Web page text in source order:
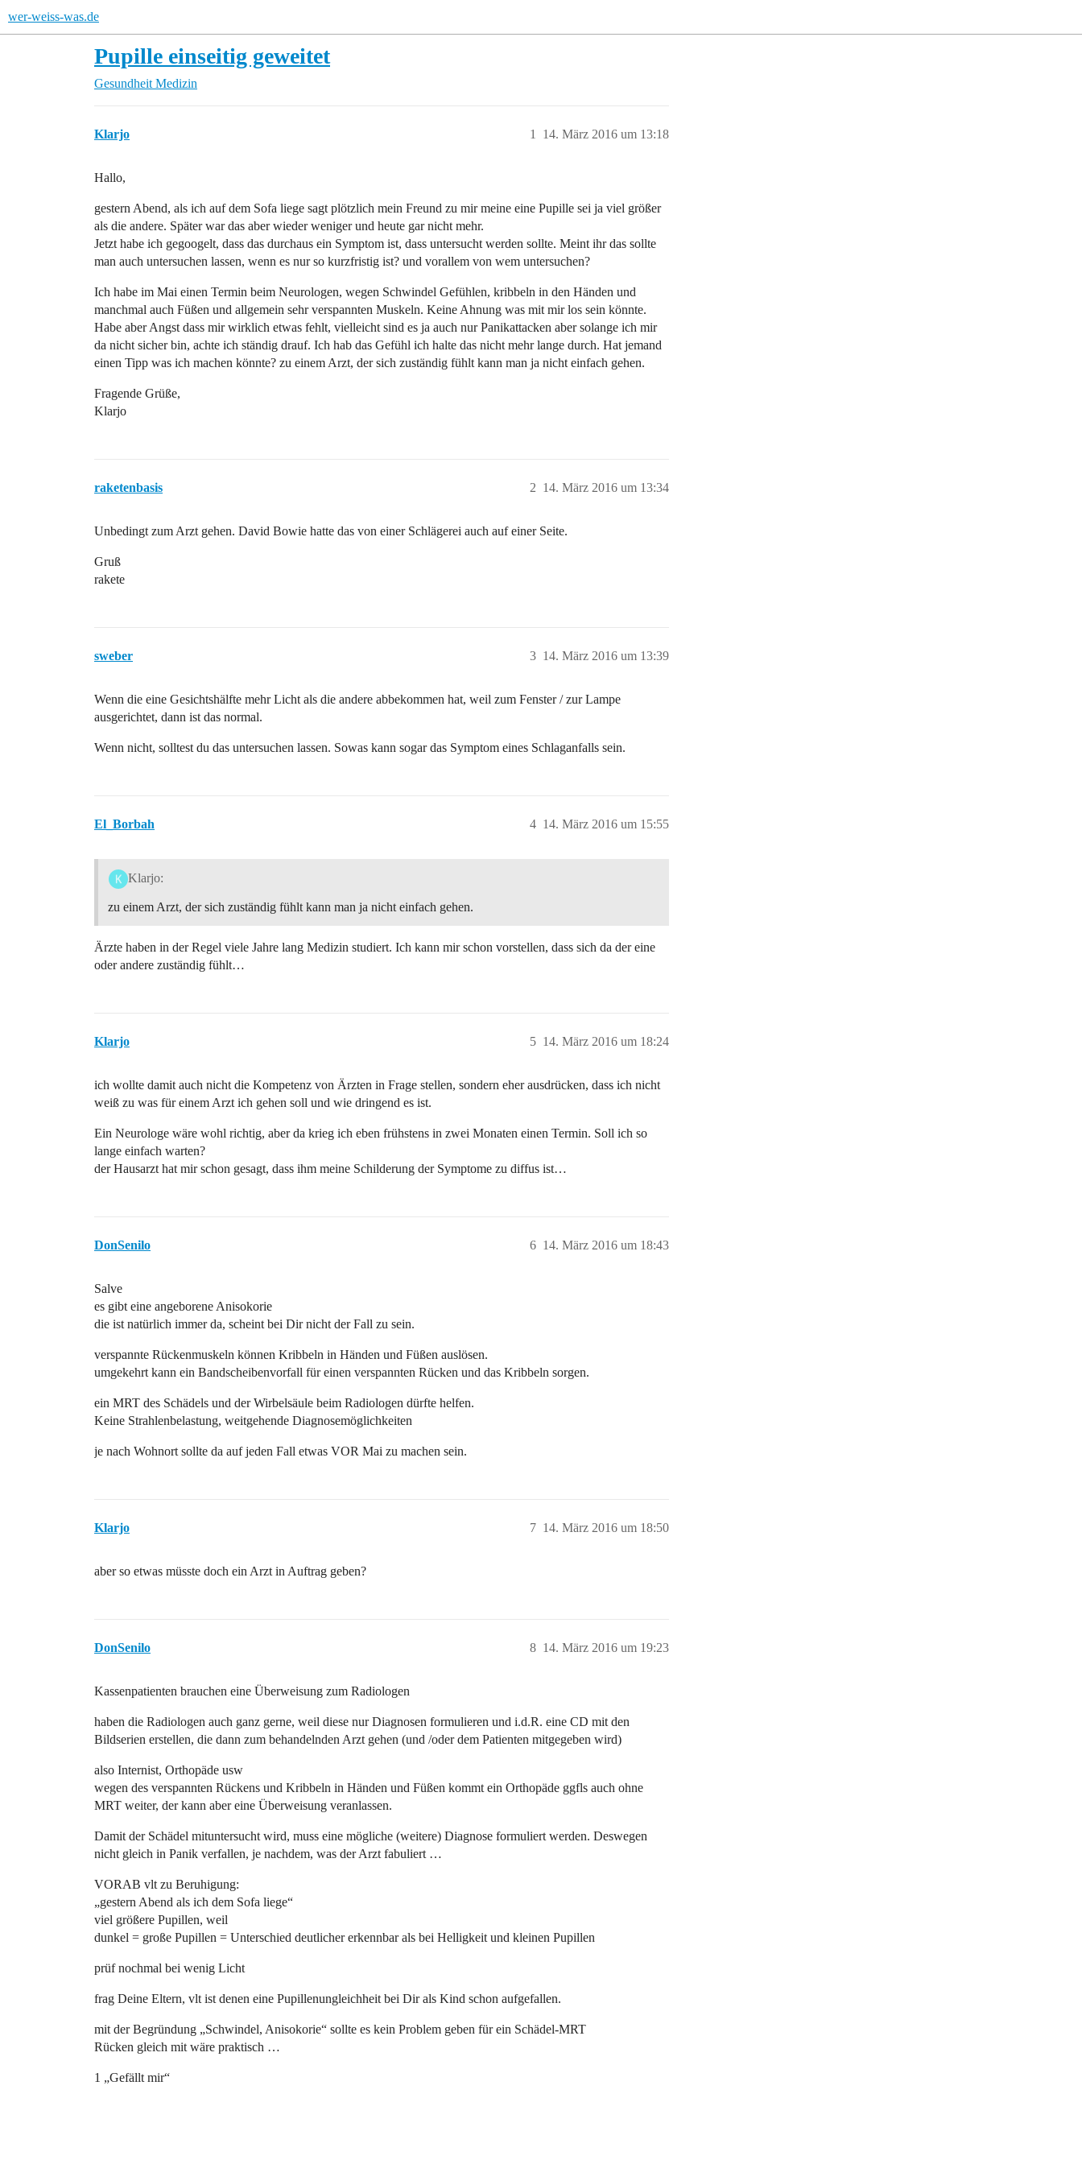
wer-weiss-was.de
Pupille einseitig geweitet
Gesundheit Medizin
Klarjo 14. März 2016 um 13:18
1
Hallo,
gestern Abend, als ich auf dem Sofa liege sagt plötzlich mein Freund zu mir meine eine Pupille sei ja viel größer
als die andere. Später war das aber wieder weniger und heute gar nicht mehr.
Jetzt habe ich gegoogelt, dass das durchaus ein Symptom ist, dass untersucht werden sollte. Meint ihr das sollte
man auch untersuchen lassen, wenn es nur so kurzfristig ist? und vorallem von wem untersuchen?
Ich habe im Mai einen Termin beim Neurologen, wegen Schwindel Gefühlen, kribbeln in den Händen und
manchmal auch Füßen und allgemein sehr verspannten Muskeln. Keine Ahnung was mit mir los sein könnte.
Habe aber Angst dass mir wirklich etwas fehlt, vielleicht sind es ja auch nur Panikattacken aber solange ich mir
da nicht sicher bin, achte ich ständig drauf. Ich hab das Gefühl ich halte das nicht mehr lange durch. Hat jemand
einen Tipp was ich machen könnte? zu einem Arzt, der sich zuständig fühlt kann man ja nicht einfach gehen.
Fragende Grüße,
Klarjo
raketenbasis 14. März 2016 um 13:34
2
Unbedingt zum Arzt gehen. David Bowie hatte das von einer Schlägerei auch auf einer Seite.
Gruß
rakete
sweber 14. März 2016 um 13:39
3
Wenn die eine Gesichtshälfte mehr Licht als die andere abbekommen hat, weil zum Fenster / zur Lampe
ausgerichtet, dann ist das normal.
Wenn nicht, solltest du das untersuchen lassen. Sowas kann sogar das Symptom eines Schlaganfalls sein.
El_Borbah 14. März 2016 um 15:55
4
Klarjo:
zu einem Arzt, der sich zuständig fühlt kann man ja nicht einfach gehen.
Ärzte haben in der Regel viele Jahre lang Medizin studiert. Ich kann mir schon vorstellen, dass sich da der eine
oder andere zuständig fühlt…
Klarjo 14. März 2016 um 18:24
5
ich wollte damit auch nicht die Kompetenz von Ärzten in Frage stellen, sondern eher ausdrücken, dass ich nicht
weiß zu was für einem Arzt ich gehen soll und wie dringend es ist.
Ein Neurologe wäre wohl richtig, aber da krieg ich eben frühstens in zwei Monaten einen Termin. Soll ich so
lange einfach warten?
der Hausarzt hat mir schon gesagt, dass ihm meine Schilderung der Symptome zu diffus ist…
DonSenilo 14. März 2016 um 18:43
6
Salve
es gibt eine angeborene Anisokorie
die ist natürlich immer da, scheint bei Dir nicht der Fall zu sein.
verspannte Rückenmuskeln können Kribbeln in Händen und Füßen auslösen.
umgekehrt kann ein Bandscheibenvorfall für einen verspannten Rücken und das Kribbeln sorgen.
ein MRT des Schädels und der Wirbelsäule beim Radiologen dürfte helfen.
Keine Strahlenbelastung, weitgehende Diagnosemöglichkeiten
je nach Wohnort sollte da auf jeden Fall etwas VOR Mai zu machen sein.
Klarjo 14. März 2016 um 18:50
7
aber so etwas müsste doch ein Arzt in Auftrag geben?
DonSenilo 14. März 2016 um 19:23
8
Kassenpatienten brauchen eine Überweisung zum Radiologen
haben die Radiologen auch ganz gerne, weil diese nur Diagnosen formulieren und i.d.R. eine CD mit den
Bildserien erstellen, die dann zum behandelnden Arzt gehen (und /oder dem Patienten mitgegeben wird)
also Internist, Orthopäde usw
wegen des verspannten Rückens und Kribbeln in Händen und Füßen kommt ein Orthopäde ggfls auch ohne
MRT weiter, der kann aber eine Überweisung veranlassen.
Damit der Schädel mituntersucht wird, muss eine mögliche (weitere) Diagnose formuliert werden. Deswegen
nicht gleich in Panik verfallen, je nachdem, was der Arzt fabuliert …
VORAB vlt zu Beruhigung:
„gestern Abend als ich dem Sofa liege“
viel größere Pupillen, weil
dunkel = große Pupillen = Unterschied deutlicher erkennbar als bei Helligkeit und kleinen Pupillen
prüf nochmal bei wenig Licht
frag Deine Eltern, vlt ist denen eine Pupillenungleichheit bei Dir als Kind schon aufgefallen.
mit der Begründung „Schwindel, Anisokorie“ sollte es kein Problem geben für ein Schädel-MRT
Rücken gleich mit wäre praktisch …
1 „Gefällt mir“